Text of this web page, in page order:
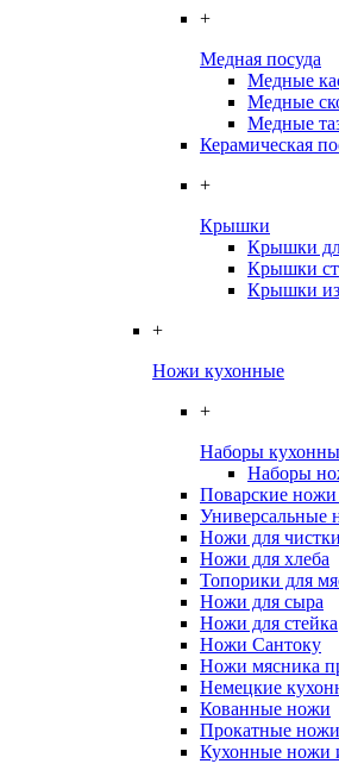
+
Медная посуда
Медные
Медные
Медные
Керамическая
+
Крышки
Крышки
Крышки
Крышки
+
Ножи кухонные
+
Наборы
Наборы
Поварские
Универсальные
Ножи для
Ножи для хлеба
Топорики для
Ножи для сыра
Ножи для стейка
Ножи Сантоку
Ножи мясника
Немецкие
Кованные ножи
Прокатные ножи
Кухонные ножи